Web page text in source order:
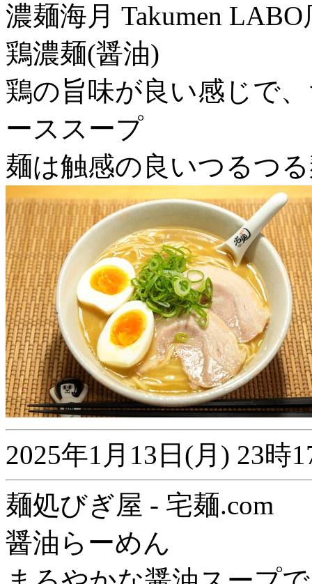
濃麺海月 Takumen
鶏濃麺(醤油)
鶏の旨味が良い感じで
ーススープ
麺は触感の良いつるつ
2025年1月13日(月) 23時
麺処びぎ屋 - 宅麺.com
醤油らーめん